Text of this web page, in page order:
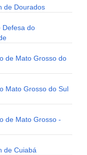
de Dourados
Defesa do
de Mato Grosso do
Mato Grosso do Sul
de Mato Grosso -
de Cuiabá